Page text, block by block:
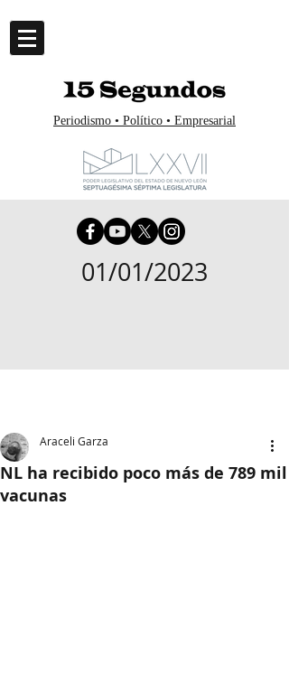
Periodismo • Político • Empresarial
01/01/2023
NL ha recibido poco más de 789 mil
vacunas
Araceli Garza